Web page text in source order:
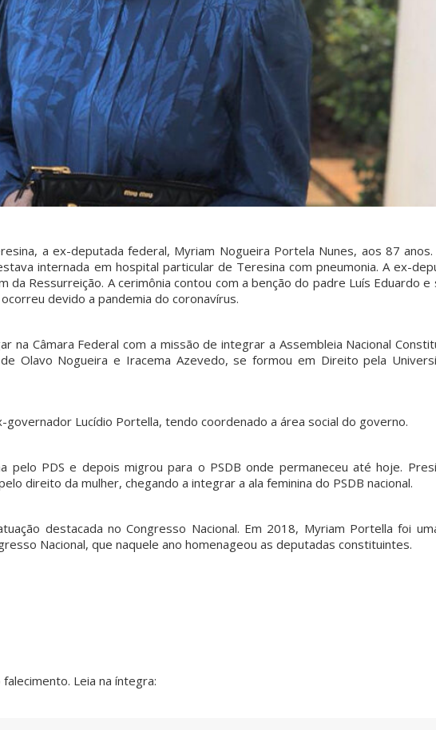
a ex-deputada federal, Myriam Nogueira Portela Nunes, aos 87 anos.
internada em hospital particular de Teresina com pneumonia. A ex-
Ressurreição. A cerimônia contou com a benção do padre Luís Eduardo e
devido a pandemia do coronavírus.
na Câmara Federal com a missão de integrar a Assembleia Nacional
Olavo Nogueira e Iracema Azevedo, se formou em Direito pela
Lucídio Portella, tendo coordenado a área social do governo.
pelo PDS e depois migrou para o PSDB onde permaneceu até hoje.
direito da mulher, chegando a integrar a ala feminina do PSDB nacional.
destacada no Congresso Nacional. Em 2018, Myriam Portella foi
Nacional, que naquele ano homenageou as deputadas constituintes.
Leia na íntegra: